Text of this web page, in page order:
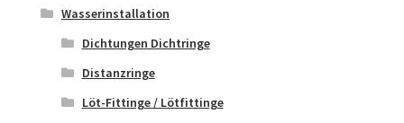
Wasserinstallation
Dichtungen Dichtringe
Distanzringe
Löt-Fittinge / Lötfittinge